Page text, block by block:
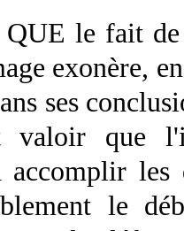
le fait
exonère,
ses
valoir que
accomplir
le